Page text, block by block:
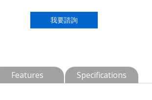
我要諮詢
Features Specifications